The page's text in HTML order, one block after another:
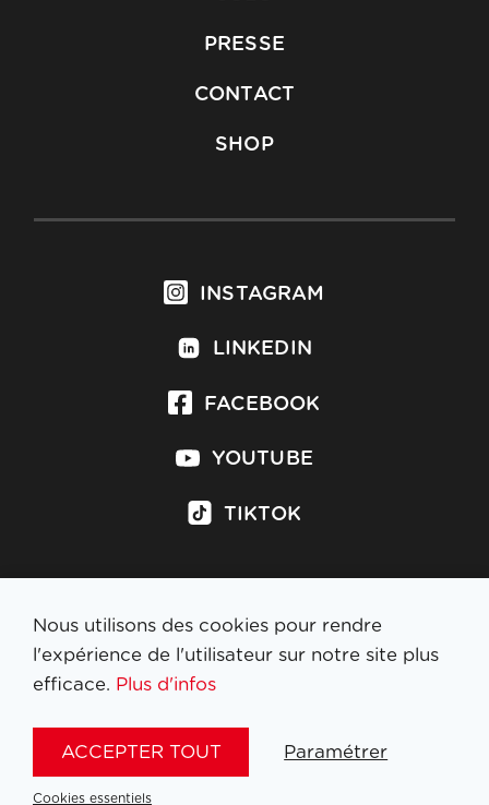
PRESSE
CONTACT
SHOP
INSTAGRAM
LINKEDIN
FACEBOOK
YOUTUBE
TIKTOK
S'inscrire à la newsletter
Nous utilisons des cookies pour rendre
l'expérience de l'utilisateur sur notre site plus
efficace. Plus d'infos
ACCEPTER TOUT Paramétrer
Cookies essentiels